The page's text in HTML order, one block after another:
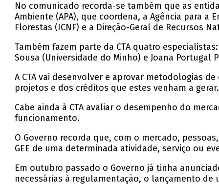
No comunicado recorda-se também que as
Ambiente (APA), que coordena, a Agência para a
Florestas (ICNF) e a Direção-Geral de Recursos
Também fazem parte da CTA quatro
Sousa (Universidade do Minho) e Joana Portugal
A CTA vai desenvolver e aprovar metodologias
projetos e dos créditos que estes venham a gerar.
Cabe ainda à CTA avaliar o desempenho do
funcionamento.
O Governo recorda que, com o mercado,
GEE de uma determinada atividade, serviço ou
Em outubro passado o Governo já tinha
necessárias à regulamentação, o lançamento